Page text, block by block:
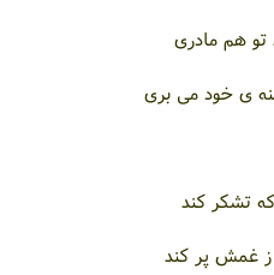
تو هم مادری
ی خود می بری
تشکر کند
غمش پر کند